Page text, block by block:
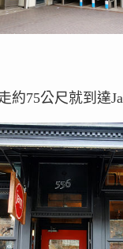
約75公尺就到達